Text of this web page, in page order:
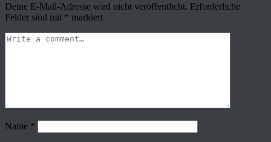
Deine E-Mail-Adresse wird nicht veröffentlicht. Erforderliche
Felder sind mit * markiert
Name *